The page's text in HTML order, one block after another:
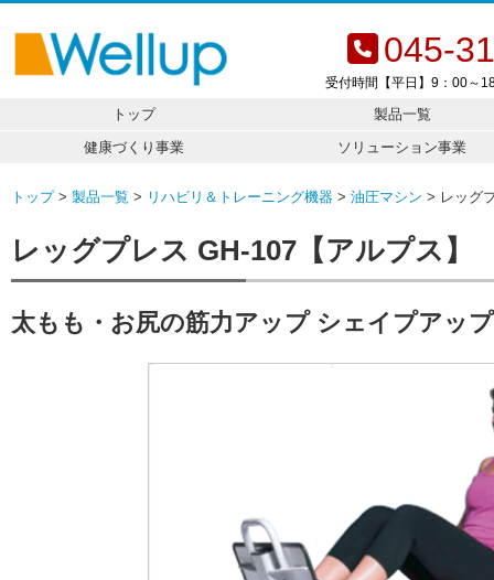
045-
受付時間【平日】9：00～
トップ
製品一覧
健康づくり事業
ソリューション事業
トップ 製品一覧 リハビリ＆トレーニング機器 油圧マシン レッグ
レッグプレス GH-107【アルプス】
太もも・お尻の筋力アップ シェイプアッ